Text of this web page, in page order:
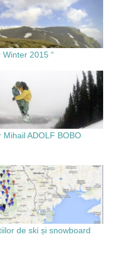
2015 “
Mihail ADOLF BOBO
de ski și snowboard